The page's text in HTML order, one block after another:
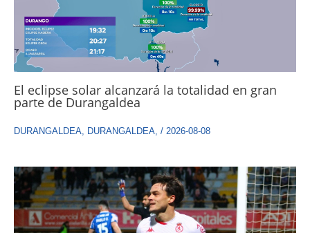
El eclipse solar alcanzará la totalidad en gran
parte de Durangaldea
DURANGALDEA, DURANGALDEA, / 2026-08-08